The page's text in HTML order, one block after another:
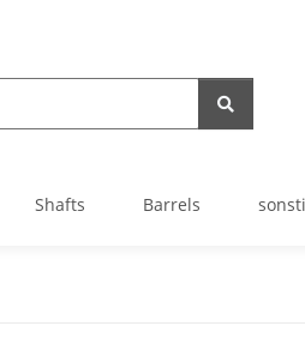
Shafts Barrels